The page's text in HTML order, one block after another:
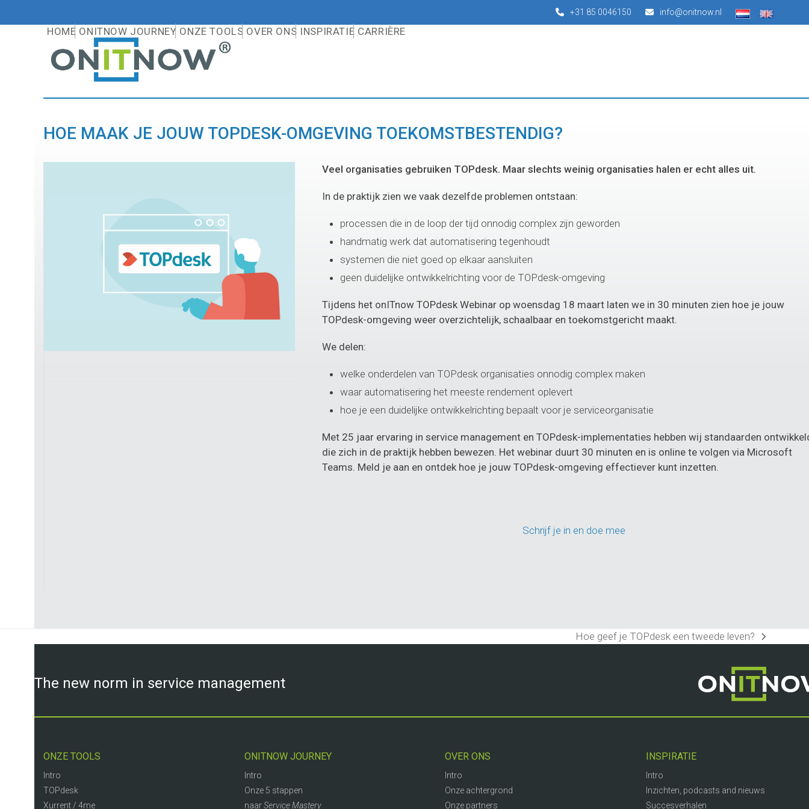
to
+31 85 0046150 info@onitnow.nl
HOME ONITNOW JOURNEY ONZE TOOLS OVER ONS INSPIRATIE CARRIÈRE
HOE MAAK JE JOUW TOPDESK-OMGEVING TOEKOMSTBESTENDIG?
Veel organisaties gebruiken TOPdesk. Maar slechts weinig organisaties halen er echt alles uit.
In de praktijk zien we vaak dezelfde problemen ontstaan:
processen die in de loop der tijd onnodig complex zijn geworden
handmatig werk dat automatisering tegenhoudt
systemen die niet goed op elkaar aansluiten
geen duidelijke ontwikkelrichting voor de TOPdesk-omgeving
Tijdens het onITnow TOPdesk Webinar op woensdag 18 maart laten we in 30 minuten zien hoe je jouw
TOPdesk-omgeving weer overzichtelijk, schaalbaar en toekomstgericht maakt.
We delen:
welke onderdelen van TOPdesk organisaties onnodig complex maken
waar automatisering het meeste rendement oplevert
hoe je een duidelijke ontwikkelrichting bepaalt voor je serviceorganisatie
Met 25 jaar ervaring in service management en TOPdesk-implementaties hebben wij standaarden
die zich in de praktijk hebben bewezen. Het webinar duurt 30 minuten en is online te volgen via Microsoft
Teams. Meld je aan en ontdek hoe je jouw TOPdesk-omgeving effectiever kunt inzetten.
Schrijf je in en doe mee
next
Hoe geef je TOPdesk een tweede leven?
The new norm in service management
ONZE TOOLS
Intro
TOPdesk
Xurrent / 4me
ONITNOW JOURNEY
Intro
Onze 5 stappen
naarService Mastery
OVER ONS
Intro
Onze achtergrond
Onze partners
INSPIRATIE
Intro
Inzichten, podcasts and nieuws
Succesverhalen